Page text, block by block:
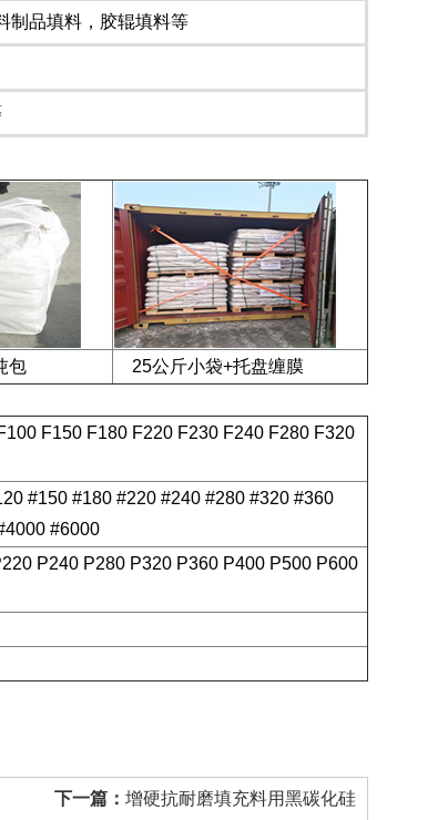
制品填料，胶辊填料等
包
25公斤小袋+托盘缠膜
F150 F180 F220 F230 F240 F280 F320
#150 #180 #220 #240 #280 #320 #360
#6000
P240 P280 P320 P360 P400 P500 P600
下一篇： 增硬抗耐磨填充料用黑碳化硅